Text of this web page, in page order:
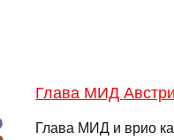
Глава МИД
Глава МИД и врио